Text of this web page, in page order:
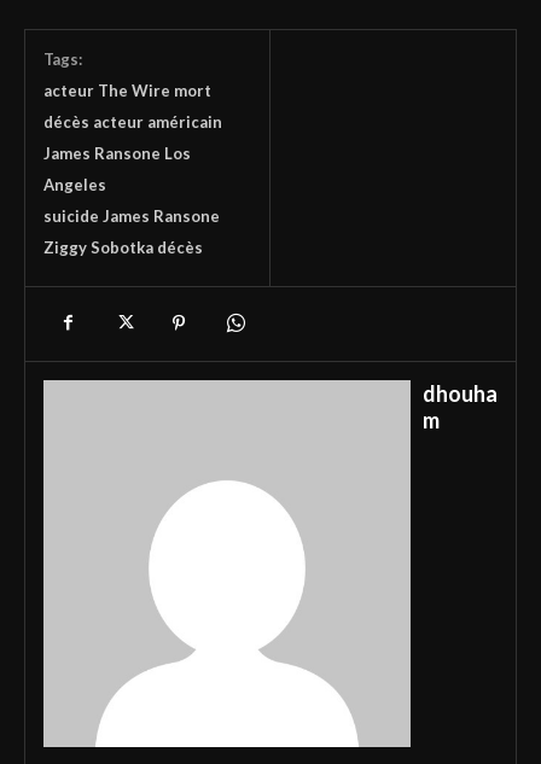
Tags:
acteur The Wire mort
décès acteur américain
James Ransone Los
Angeles
suicide James Ransone
Ziggy Sobotka décès
dhouha
m